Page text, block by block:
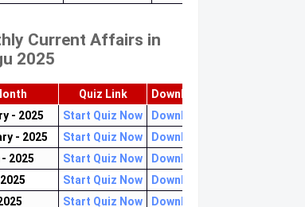
Current Affairs in
2025
Quiz Link
Download PDF
- 2025
Start Quiz Now
Download now
- 2025
Start Quiz Now
Download now
2025
Start Quiz Now
Download now
Start Quiz Now
Download now
Start Quiz Now
Download now